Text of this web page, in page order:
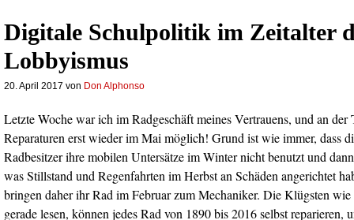
Digitale Schulpolitik im Zeitalter
Lobbyismus
20. April 2017 von Don Alphonso
Letzte Woche war ich im Radgeschäft meines Vertrauens, und an
Reparaturen erst wieder im Mai möglich! Grund ist wie immer, dass
Radbesitzer ihre mobilen Untersätze im Winter nicht benutzt und
was Stillstand und Regenfahrten im Herbst an Schäden angerichtet
bringen daher ihr Rad im Februar zum Mechaniker. Die Klügsten wie
gerade lesen, können jedes Rad von 1890 bis 2016 selbst reparieren,